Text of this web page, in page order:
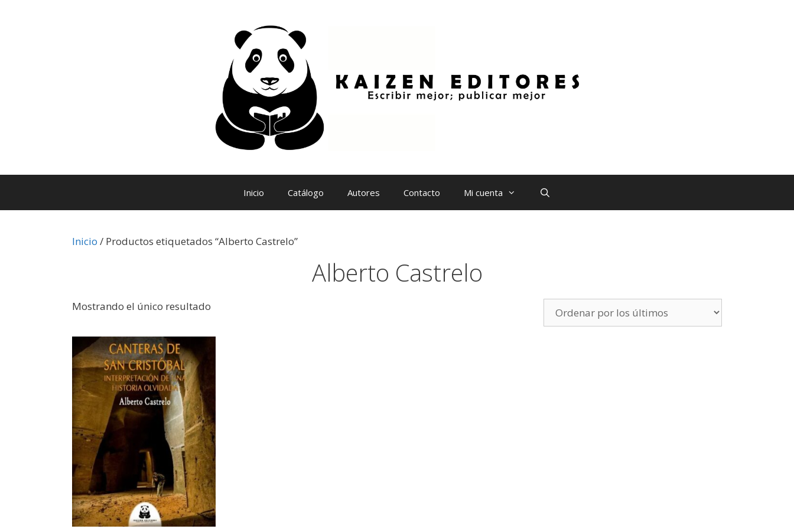
Inicio Catálogo Autores Contacto Mi cuenta
Inicio / Productos etiquetados “Alberto Castrelo”
Alberto Castrelo
Mostrando el único resultado